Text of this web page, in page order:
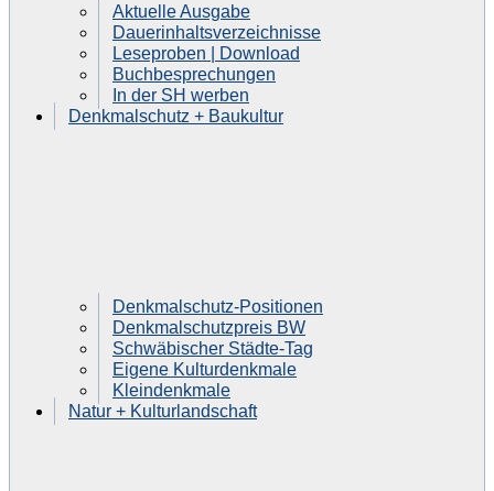
Aktuelle Ausgabe
Dauerinhaltsverzeichnisse
Leseproben | Download
Buchbesprechungen
In der SH werben
Denkmalschutz + Baukultur
Denkmalschutz-Positionen
Denkmalschutzpreis BW
Schwäbischer Städte-Tag
Eigene Kulturdenkmale
Kleindenkmale
Natur + Kulturlandschaft